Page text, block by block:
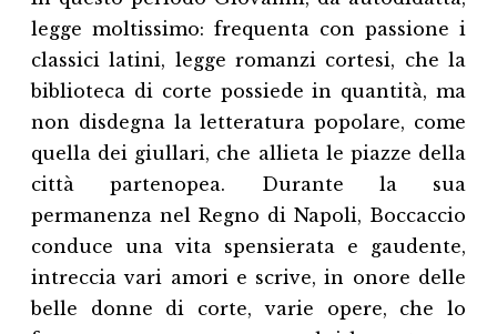
legge moltissimo: frequenta con passione i
classici latini, legge romanzi cortesi, che la
biblioteca di corte possiede in quantità, ma
non disdegna la letteratura popolare, come
quella dei giullari, che allieta le piazze della
città partenopea. Durante la sua
permanenza nel Regno di Napoli, Boccaccio
conduce una vita spensierata e gaudente,
intreccia vari amori e scrive, in onore delle
belle donne di corte, varie opere, che lo